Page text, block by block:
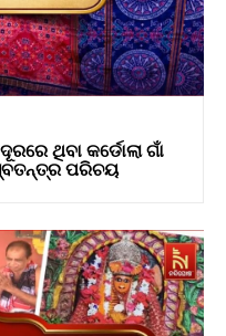
ଥିବା କର୍ଡୋଲା ଗାଁ
ପରିଚୟ